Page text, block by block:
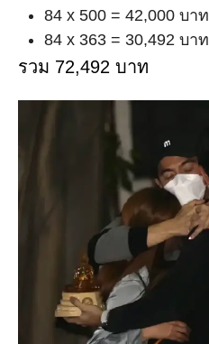
84 x 500 = 42,000 บาท
84 x 363 = 30,492 บาท
รวม 72,492 บาท